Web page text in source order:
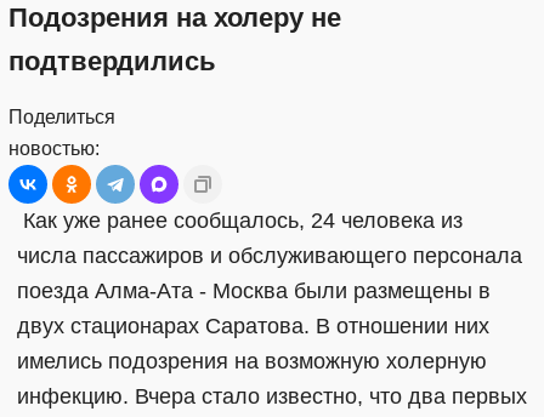
Подозрения на холеру не
подтвердились
Поделиться
новостью:
Как уже ранее сообщалось, 24 человека из
числа пассажиров и обслуживающего персонала
поезда Алма-Ата - Москва были размещены в
двух стационарах Саратова. В отношении них
имелись подозрения на возможную холерную
инфекцию. Вчера стало известно, что два первых